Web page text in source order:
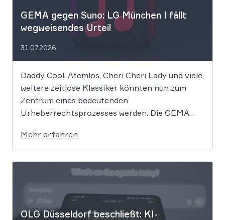
GEMA gegen Suno: LG München I fällt
wegweisendes Urteil
31.07.2026
Daddy Cool, Atemlos, Cheri Cheri Lady und viele
weitere zeitlose Klassiker könnten nun zum
Zentrum eines bedeutenden
Urheberrechtsprozesses werden. Die GEMA
die Rechte ihrer Mitglieder verteidigen. Dem
Unternehmen hinter der populären KI-Musik-
App werden massive
Urheberrechtsverletzungen vorgeworfen. Die
Mehr erfahren
OLG Düsseldorf beschließt: KI-